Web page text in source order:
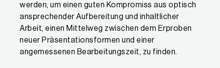
werden, um einen guten Kompromiss aus optisch
ansprechender Aufbereitung und inhaltlicher
Arbeit, einen Mittelweg zwischen dem Erproben
neuer Präsentationsformen und einer
angemessenen Bearbeitungszeit, zu finden.